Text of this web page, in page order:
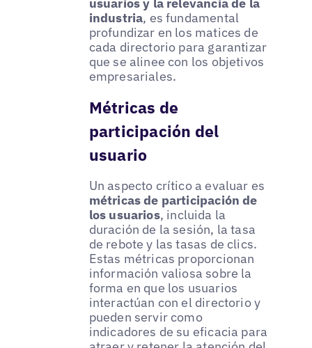
industria, es fundamental
profundizar en los matices de
cada directorio para garantizar
que se alinee con los objetivos
empresariales.
Métricas de
participación del
usuario
Un aspecto crítico a evaluar es
métricas de participación de
los usuarios, incluida la
duración de la sesión, la tasa
de rebote y las tasas de clics.
Estas métricas proporcionan
información valiosa sobre la
forma en que los usuarios
interactúan con el directorio y
pueden servir como
indicadores de su eficacia para